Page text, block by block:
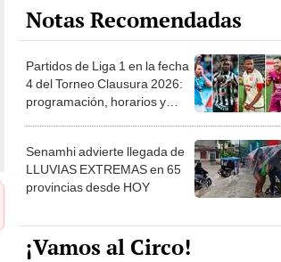
Notas Recomendadas
Partidos de Liga 1 en la fecha
4 del Torneo Clausura 2026:
programación, horarios y
Senamhi advierte llegada de
LLUVIAS EXTREMAS en 65
provincias desde HOY
¡Vamos al Circo!